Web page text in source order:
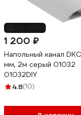
1 200 ₽
Напольный канал
мм, 2м серый 01032
01032DIY
4.8(10)